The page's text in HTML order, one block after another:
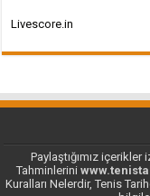
Livescore.in
Paylaştığımız
Tahminlerini
Kuralları Nelerdir, Tenis